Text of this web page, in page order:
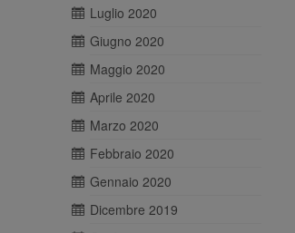
Luglio 2020
Giugno 2020
Maggio 2020
Aprile 2020
Marzo 2020
Febbraio 2020
Gennaio 2020
Dicembre 2019